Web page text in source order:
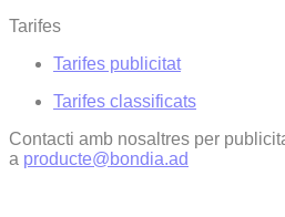
Tarifes
Tarifes publicitat
Tarifes classificats
Contacti amb nosaltres per
a producte@bondia.ad